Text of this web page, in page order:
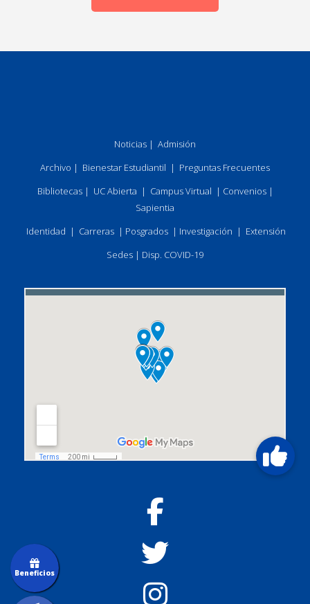
Noticias | Admisión
Archivo | Bienestar Estudiantil | Preguntas Frecuentes
Bibliotecas| UC Abierta | Campus Virtual | Convenios|
Sapientia
Identidad | Carreras | Posgrados | Investigación | Extensión
Sedes | Disp. COVID-19
Beneficios